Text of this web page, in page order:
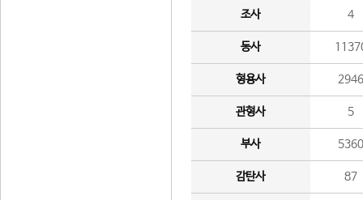
조사 4
동사
형용사 2946
관형사 5
부사 5360
감탄사 87